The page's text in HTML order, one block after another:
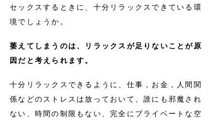
セックスするときに、十分リラックスできている環
境でしょうか。
萎えてしまうのは、リラックスが足りないことが原
因だと考えられます。
十分リラックスできるように、仕事，お金，人間関
係などのストレスは放っておいて、誰にも邪魔され
ない、時間の制限もない、完全にプライベートな空